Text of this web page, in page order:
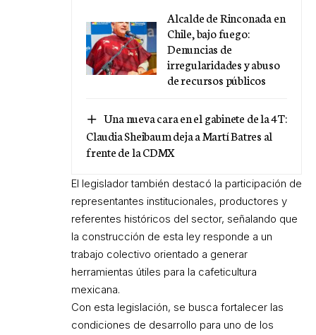
Alcalde de Rinconada en
Chile, bajo fuego:
Denuncias de
irregularidades y abuso
de recursos públicos
Una nueva cara en el gabinete de la 4T:
Claudia Sheibaum deja a Martí Batres al
frente de la CDMX
El legislador también destacó la participación de
representantes institucionales, productores y
referentes históricos del sector, señalando que
la construcción de esta ley responde a un
trabajo colectivo orientado a generar
herramientas útiles para la cafeticultura
mexicana.
Con esta legislación, se busca fortalecer las
condiciones de desarrollo para uno de los